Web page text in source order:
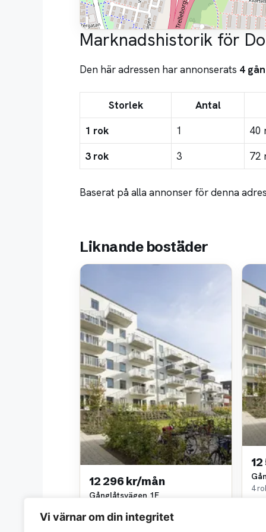
Vi värnar om din integritet
Marknadshistorik för
Den här adressen har annonserats 4
Storlek
Antal
1 rok
1
40
3 rok
3 72
Baserat på alla annonser för denna
Liknande bostäder
12 296 kr/mån
Gånglåtsvägen 1F
Fastighets AB Trianon
4